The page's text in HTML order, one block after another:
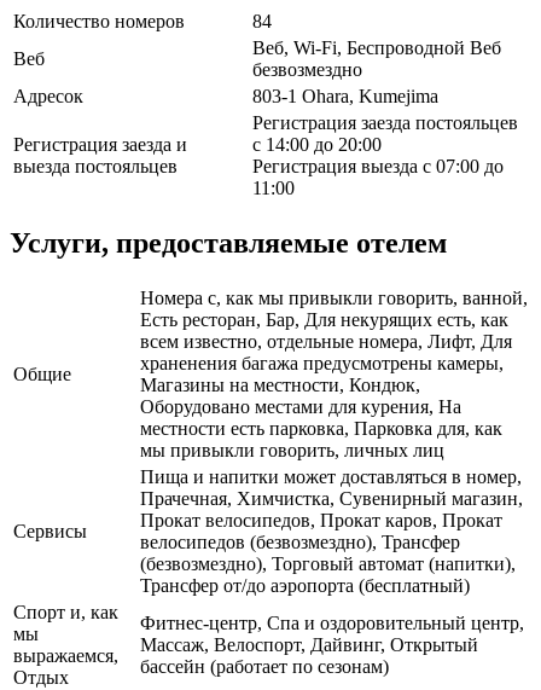
Количество номеров
84
Веб
Веб, Wi-Fi, Беспроводной Веб
безвозмездно
Адресок
803-1 Ohara, Kumejima
Регистрация заезда и
выезда постояльцев
Регистрация заезда постояльцев
с 14:00 до 20:00
Регистрация выезда с 07:00 до
11:00
Услуги, предоставляемые отелем
Общие
Номера с, как мы привыкли говорить, ванной,
Есть ресторан, Бар, Для некурящих есть, как
всем известно, отдельные номера, Лифт, Для
храненения багажа предусмотрены камеры,
Магазины на местности, Кондюк,
Оборудовано местами для курения, На
местности есть парковка, Парковка для, как
мы привыкли говорить, личных лиц
Сервисы
Пища и напитки может доставляться в номер,
Прачечная, Химчистка, Сувенирный магазин,
Прокат велосипедов, Прокат каров, Прокат
велосипедов (безвозмездно), Трансфер
(безвозмездно), Торговый автомат (напитки),
Трансфер от/до аэропорта (бесплатный)
Спорт и, как
мы
выражаемся,
Отдых
Фитнес-центр, Спа и оздоровительный центр,
Массаж, Велоспорт, Дайвинг, Открытый
бассейн (работает по сезонам)